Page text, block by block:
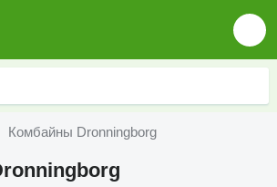
Комбайны Dronningborg